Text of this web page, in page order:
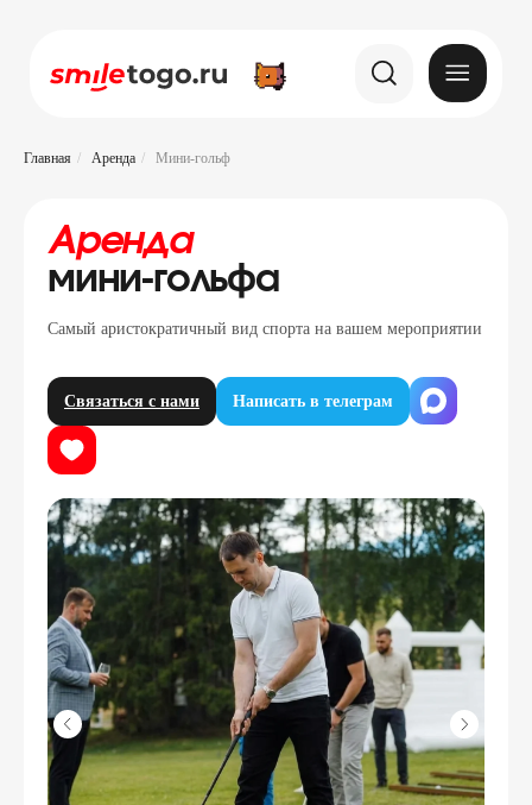
Главная / Аренда / Мини-гольф
Аренда
мини-гольфа
Самый аристократичный вид спорта на вашем мероприятии
Связаться с нами